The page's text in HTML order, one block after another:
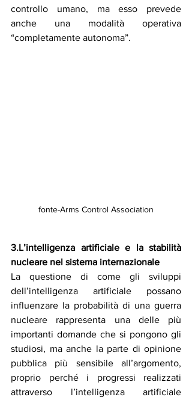
controllo umano, ma esso prevede
anche una modalità operativa
“completamente autonoma”.
fonte-Arms Control Association
3.L’intelligenza artificiale e la stabilità
nucleare nel sistema internazionale
La questione di come gli sviluppi
dell’intelligenza artificiale possano
influenzare la probabilità di una guerra
nucleare rappresenta una delle più
importanti domande che si pongono gli
studiosi, ma anche la parte di opinione
pubblica più sensibile all’argomento,
proprio perché i progressi realizzati
attraverso l’intelligenza artificiale